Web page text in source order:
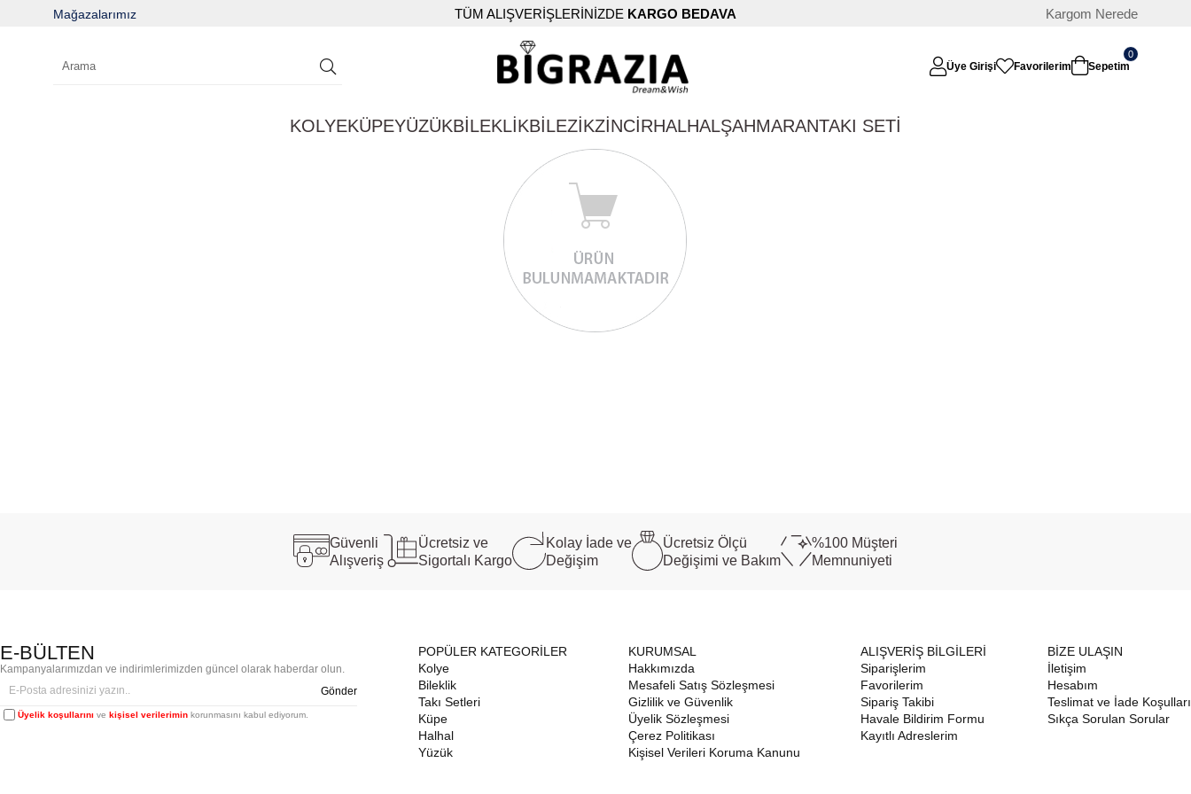
Mağazalarımız TÜM ALIŞVERİŞLERİNİZDE KARGO BEDAVA Kargom Nerede
Üye Girişi Favorilerim Sepetim
0
KOLYEKÜPEYÜZÜKBİLEKLİKBİLEZİKZİNCİRHALHALŞAHMARANTAKI SETİ
Güvenli
Alışveriş
Ücretsiz ve
Sigortalı Kargo
Kolay İade ve
Değişim
Ücretsiz Ölçü
Değişimi ve Bakım
%100 Müşteri
Memnuniyeti
E-BÜLTEN
Kampanyalarımızdan ve indirimlerimizden güncel olarak haberdar olun.
Gönder
Üyelik koşullarını ve kişisel verilerimin korunmasını kabul ediyorum.
POPÜLER KATEGORİLER
Kolye
Bileklik
Takı Setleri
Küpe
Halhal
Yüzük
KURUMSAL
Hakkımızda
Mesafeli Satış Sözleşmesi
Gizlilik ve Güvenlik
Üyelik Sözleşmesi
Çerez Politikası
Kişisel Verileri Koruma Kanunu
ALIŞVERİŞ BİLGİLERİ
Siparişlerim
Favorilerim
Sipariş Takibi
Havale Bildirim Formu
Kayıtlı Adreslerim
BİZE ULAŞIN
İletişim
Hesabım
Teslimat ve İade Koşulları
Sıkça Sorulan Sorular